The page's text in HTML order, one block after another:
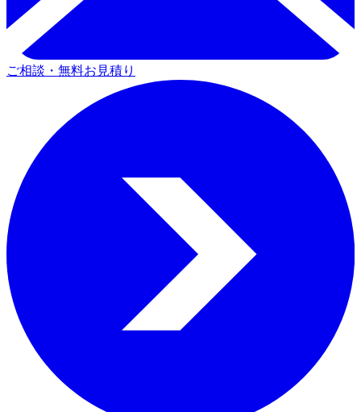
ご相談・無料お見積り